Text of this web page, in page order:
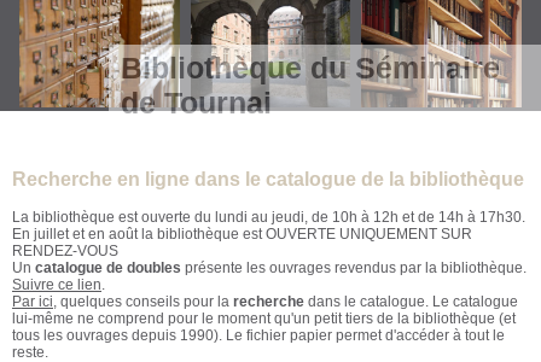
Bibliothèque du Séminaire
de Tournai
Recherche en ligne dans le catalogue de la bibliothèque
La bibliothèque est ouverte du lundi au jeudi, de 10h à 12h et de 14h à 17h30.
En juillet et en août la bibliothèque est OUVERTE UNIQUEMENT SUR
RENDEZ-VOUS
Un catalogue de doubles présente les ouvrages revendus par la bibliothèque.
Suivre ce lien.
Par ici, quelques conseils pour la recherche dans le catalogue. Le catalogue
lui-même ne comprend pour le moment qu'un petit tiers de la bibliothèque (et
tous les ouvrages depuis 1990). Le fichier papier permet d'accéder à tout le
reste.